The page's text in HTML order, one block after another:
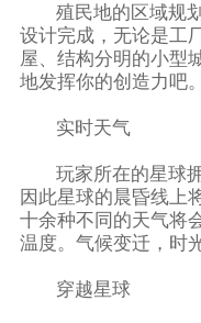
殖民地的区域规
设计完成，无论是工
屋、结构分明的小型
地发挥你的创造力吧。
实时天气
玩家所在的星球
因此星球的晨昏线上
十余种不同的天气将
温度。气候变迁，时
穿越星球